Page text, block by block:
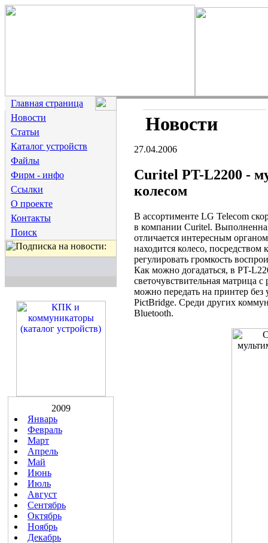
Главная страница
Новости
Статьи
Каталог устройств
Файлы
Фирм - инфо
Ссылки
О проекте
Контакты
Поиск
2009
Январь
Февраль
Март
Апрель
Май
Июнь
Июль
Август
Сентябрь
Октябрь
Ноябрь
Декабрь
Новости
27.04.2006
Curitel PT-L2200 -
колесом
В ассортименте LG Telecom
в компании Curitel.
отличается интересным
находится колесо, посредством
регулировать громкость
Как можно догадаться, в PT-
светочувствительная матрица
можно передать на принтер без
PictBridge. Среди других
Bluetooth.